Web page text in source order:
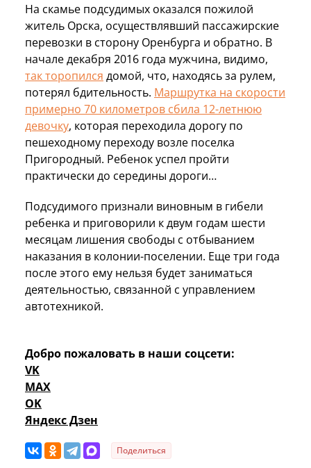
На скамье подсудимых оказался пожилой
житель Орска, осуществлявший пассажирские
перевозки в сторону Оренбурга и обратно. В
начале декабря 2016 года мужчина, видимо,
так торопился домой, что, находясь за рулем,
потерял бдительность. Маршрутка на скорости
примерно 70 километров сбила 12-летнюю
девочку, которая переходила дорогу по
пешеходному переходу возле поселка
Пригородный. Ребенок успел пройти
практически до середины дороги…
Подсудимого признали виновным в гибели
ребенка и приговорили к двум годам шести
месяцам лишения свободы с отбыванием
наказания в колонии-поселении. Еще три года
после этого ему нельзя будет заниматься
деятельностью, связанной с управлением
автотехникой.
Добро пожаловать в наши соцсети:
VK
MAX
OK
Яндекс Дзен
Поделиться